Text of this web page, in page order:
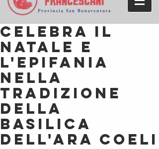
Celebra il
Natale e
l'Epifania
nella
tradizione
della
Basilica
dell'Ara Coeli